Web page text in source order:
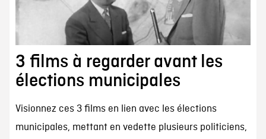
3 films à regarder avant les
élections municipales
Visionnez ces 3 films en lien avec les élections
municipales, mettant en vedette plusieurs politiciens,